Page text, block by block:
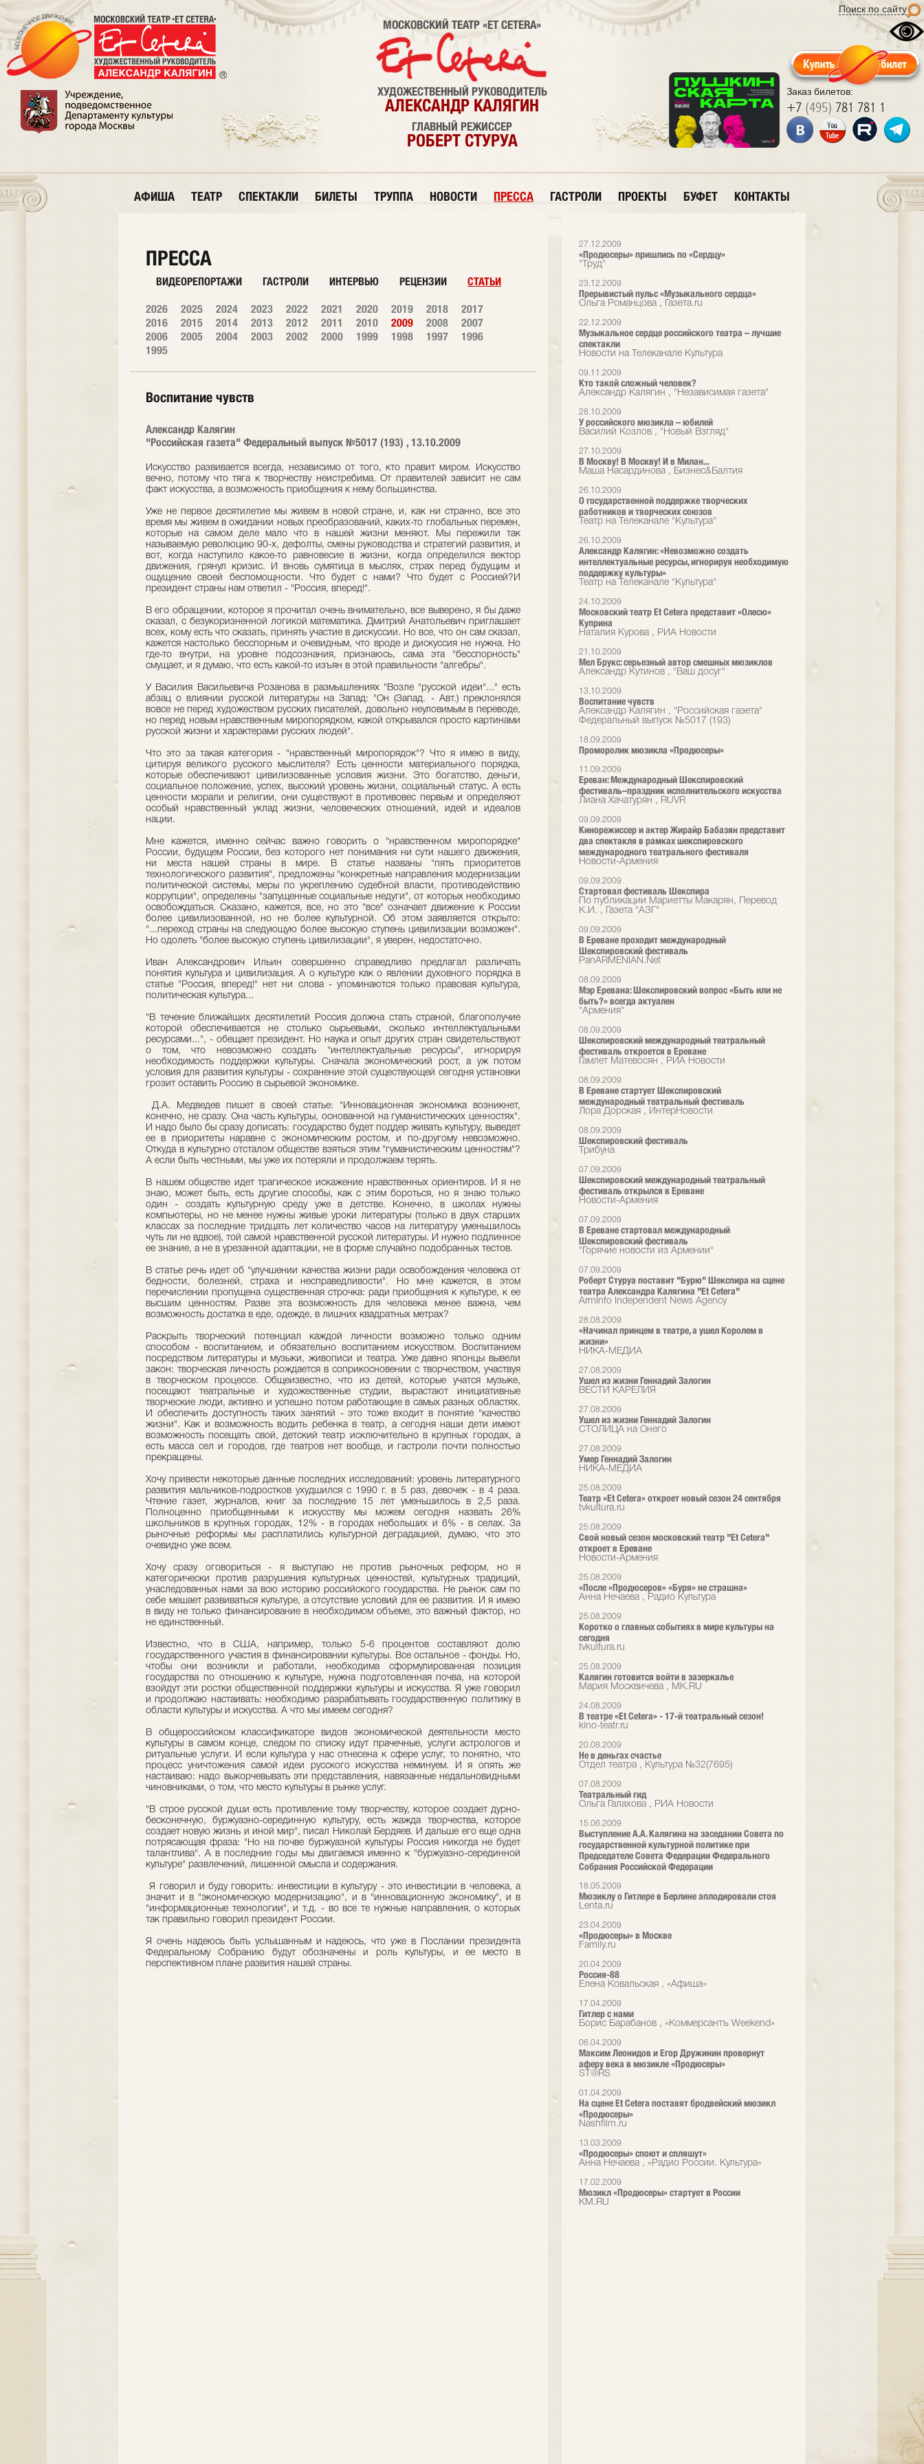
Поиск по сайту
Заказ билетов:
+7 (495) 781 781 1
МОСКОВСКИЙ ТЕАТР «ET CETERA»
ХУДОЖЕСТВЕННЫЙ РУКОВОДИТЕЛЬ
АЛЕКСАНДР КАЛЯГИН
ГЛАВНЫЙ РЕЖИССЕР
РОБЕРТ СТУРУА
АФИША ТЕАТР СПЕКТАКЛИ БИЛЕТЫ ТРУППА НОВОСТИ ПРЕССА ГАСТРОЛИ ПРОЕКТЫ БУФЕТ КОНТАКТЫ
27.12.2009
«Продюсеры» пришлись по «Сердцу»
"Труд"
23.12.2009
Прерывистый пульс «Музыкального сердца»
Ольга Романцова , Газета.ru
22.12.2009
Музыкальное сердце российского театра – лучшие
спектакли
Новости на Телеканале Культура
09.11.2009
Кто такой сложный человек?
Александр Калягин , "Независимая газета"
28.10.2009
У российского мюзикла – юбилей
Василий Козлов , "Новый Взгляд"
27.10.2009
В Москву! В Москву! И в Милан...
Маша Насардинова , Бизнес&Балтия
26.10.2009
О государственной поддержке творческих
работников и творческих союзов
Театр на Телеканале "Культура"
26.10.2009
Александр Калягин: «Невозможно создать
интеллектуальные ресурсы, игнорируя необходимую
поддержку культуры»
Театр на Телеканале "Культура"
24.10.2009
Московский театр Et Cetera представит «Олесю»
Куприна
Наталия Курова , РИА Новости
21.10.2009
Мел Брукс: серьезный автор смешных мюзиклов
Александр Кутинов , "Ваш досуг"
13.10.2009
Воспитание чувств
Александр Калягин , "Российская газета"
Федеральный выпуск №5017 (193)
18.09.2009
Проморолик мюзикла «Продюсеры»
11.09.2009
Ереван: Международный Шекспировский
фестиваль–праздник исполнительского искусства
Лиана Хачатурян , RUVR
09.09.2009
Кинорежиссер и актер Жирайр Бабазян представит
два спектакля в рамках шекспировского
международного театрального фестиваля
Новости-Армения
09.09.2009
Стартовал фестиваль Шекспира
По публикации Мариетты Макарян, Перевод
К.И. , Газета "АЗГ"
09.09.2009
В Ереване проходит международный
Шекспировский фестиваль
PanARMENIAN.Net
08.09.2009
Мэр Еревана: Шекспировский вопрос «Быть или не
быть?» всегда актуален
"Армения"
08.09.2009
Шекспировский международный театральный
фестиваль откроется в Ереване
Гамлет Матевосян , РИА Новости
08.09.2009
В Ереване стартует Шекспировский
международный театральный фестиваль
Лора Дорская , ИнтерНовости
08.09.2009
Шекспировский фестиваль
Трибуна
07.09.2009
Шекспировский международный театральный
фестиваль открылся в Ереване
Новости-Армения
07.09.2009
В Ереване стартовал международный
Шекспировский фестиваль
"Горячие новости из Армении"
07.09.2009
Роберт Стуруа поставит "Бурю" Шекспира на сцене
театра Александра Калягина "Et Cetera"
ArmInfo Independent News Agency
28.08.2009
«Начинал принцем в театре, а ушел Королем в
жизни»
НИКА-МЕДИА
27.08.2009
Ушел из жизни Геннадий Залогин
ВЕСТИ КАРЕЛИЯ
27.08.2009
Ушел из жизни Геннадий Залогин
СТОЛИЦА на Онего
27.08.2009
Умер Геннадий Залогин
НИКА-МЕДИА
25.08.2009
Театр «Et Cetera» откроет новый сезон 24 сентября
tvkultura.ru
25.08.2009
Свой новый сезон московский театр "Et Cetera"
откроет в Ереване
Новости-Армения
25.08.2009
«После «Продюсеров» «Буря» не страшна»
Анна Нечаева , Радио Культура
25.08.2009
Коротко о главных событиях в мире культуры на
сегодня
tvkultura.ru
25.08.2009
Калягин готовится войти в зазеркалье
Мария Москвичева , MK.RU
24.08.2009
В театре «Et Cetera» - 17-й театральный сезон!
kino-teatr.ru
20.08.2009
Не в деньгах счастье
Отдел театра , Культура №32(7695)
07.08.2009
Театральный гид
Ольга Галахова , РИА Новости
15.06.2009
Выступление А.А. Калягина на заседании Совета по
государственной культурной политике при
Председателе Совета Федерации Федерального
Собрания Российской Федерации
18.05.2009
Мюзиклу о Гитлере в Берлине аплодировали стоя
Lenta.ru
23.04.2009
«Продюсеры» в Москве
Family.ru
20.04.2009
Россия-88
Елена Ковальская , «Афиша»
17.04.2009
Гитлер с нами
Борис Барабанов , «Коммерсантъ Weekend»
06.04.2009
Максим Леонидов и Егор Дружинин провернут
аферу века в мюзикле «Продюсеры»
ST@RS
01.04.2009
На сцене Et Cetera поставят бродвейский мюзикл
«Продюсеры»
Nashfilm.ru
13.03.2009
«Продюсеры» споют и спляшут»
Анна Нечаева , «Радио России. Культура»
17.02.2009
Мюзикл «Продюсеры» стартует в России
KM.RU
ПРЕССА
ВИДЕОРЕПОРТАЖИ ГАСТРОЛИ ИНТЕРВЬЮ РЕЦЕНЗИИ СТАТЬИ
2026 2025 2024 2023 2022 2021 2020 2019 2018
2017
2016
2015 2014 2013 2012 2011 2010 2009 2008
2007
2006
2005 2004 2003 2002 2000 1999 1998 1997
1996
1995
Воспитание чувств
Александр Калягин
"Российская газета" Федеральный выпуск №5017 (193) , 13.10.2009
Искусство развивается всегда, независимо от того, кто правит миром. Искусство
вечно, потому что тяга к творчеству неистребима. От правителей зависит не сам
факт искусства, а возможность приобщения к нему большинства.
Уже не первое десятилетие мы живем в новой стране, и, как ни странно, все это
время мы живем в ожидании новых преобразований, каких-то глобальных перемен,
которые на самом деле мало что в нашей жизни меняют. Мы пережили так
называемую революцию 90-х, дефолты, смены руководства и стратегий развития, и
вот, когда наступило какое-то равновесие в жизни, когда определился вектор
движения, грянул кризис. И вновь сумятица в мыслях, страх перед будущим и
ощущение своей беспомощности. Что будет с нами? Что будет с Россией?И
президент страны нам ответил - "Россия, вперед!".
В его обращении, которое я прочитал очень внимательно, все выверено, я бы даже
сказал, с безукоризненной логикой математика. Дмитрий Анатольевич приглашает
всех, кому есть что сказать, принять участие в дискуссии. Но все, что он сам сказал,
кажется настолько бесспорным и очевидным, что вроде и дискуссия не нужна. Но
где-то внутри, на уровне подсознания, признаюсь, сама эта "бесспорность"
смущает, и я думаю, что есть какой-то изъян в этой правильности "алгебры".
У Василия Васильевича Розанова в размышлениях "Возле "русской идеи"..." есть
абзац о влиянии русской литературы на Запад: "Он (Запад. - Авт.) преклонялся
вовсе не перед художеством русских писателей, довольно неуловимым в переводе,
но перед новым нравственным миропорядком, какой открывался просто картинами
русской жизни и характерами русских людей".
Что это за такая категория - "нравственный миропорядок"? Что я имею в виду,
цитируя великого русского мыслителя? Есть ценности материального порядка,
которые обеспечивают цивилизованные условия жизни. Это богатство, деньги,
социальное положение, успех, высокий уровень жизни, социальный статус. А есть
ценности морали и религии, они существуют в противовес первым и определяют
особый нравственный уклад жизни, человеческих отношений, идей и идеалов
нации.
Мне кажется, именно сейчас важно говорить о "нравственном миропорядке"
России, будущем России, без которого нет понимания ни сути нашего движения,
ни места нашей страны в мире. В статье названы "пять приоритетов
технологического развития", предложены "конкретные направления модернизации
политической системы, меры по укреплению судебной власти, противодействию
коррупции", определены "запущенные социальные недуги", от которых необходимо
освобождаться. Сказано, кажется, все, но это "все" означает движение к России
более цивилизованной, но не более культурной. Об этом заявляется открыто:
"...переход страны на следующую более высокую ступень цивилизации возможен".
Но одолеть "более высокую ступень цивилизации", я уверен, недостаточно.
Иван Александрович Ильин совершенно справедливо предлагал различать
понятия культура и цивилизация. А о культуре как о явлении духовного порядка в
статье "Россия, вперед!" нет ни слова - упоминаются только правовая культура,
политическая культура...
"В течение ближайших десятилетий Россия должна стать страной, благополучие
которой обеспечивается не столько сырьевыми, сколько интеллектуальными
ресурсами...", - обещает президент. Но наука и опыт других стран свидетельствуют
о том, что невозможно создать "интеллектуальные ресурсы", игнорируя
необходимость поддержки культуры. Сначала экономический рост, а уж потом
условия для развития культуры - сохранение этой существующей сегодня установки
грозит оставить Россию в сырьевой экономике.
Д.А. Медведев пишет в своей статье: "Инновационная экономика возникнет,
конечно, не сразу. Она часть культуры, основанной на гуманистических ценностях".
И надо было бы сразу дописать: государство будет поддер живать культуру, выведет
ее в приоритеты наравне с экономическим ростом, и по-другому невозможно.
Откуда в культурно отсталом обществе взяться этим "гуманистическим ценностям"?
А если быть честными, мы уже их потеряли и продолжаем терять.
В нашем обществе идет трагическое искажение нравственных ориентиров. И я не
знаю, может быть, есть другие способы, как с этим бороться, но я знаю только
один - создать культурную среду уже в детстве. Конечно, в школах нужны
компьютеры, но не менее нужны живые уроки литературы (только в двух старших
классах за последние тридцать лет количество часов на литературу уменьшилось
чуть ли не вдвое), той самой нравственной русской литературы. И нужно подлинное
ее знание, а не в урезанной адаптации, не в форме случайно подобранных тестов.
В статье речь идет об "улучшении качества жизни ради освобождения человека от
бедности, болезней, страха и несправедливости". Но мне кажется, в этом
перечислении пропущена существенная строчка: ради приобщения к культуре, к ее
высшим ценностям. Разве эта возможность для человека менее важна, чем
возможность достатка в еде, одежде, в лишних квадратных метрах?
Раскрыть творческий потенциал каждой личности возможно только одним
способом - воспитанием, и обязательно воспитанием искусством. Воспитанием
посредством литературы и музыки, живописи и театра. Уже давно японцы вывели
закон: творческая личность рождается в соприкосновении с творчеством, участвуя
в творческом процессе. Общеизвестно, что из детей, которые учатся музыке,
посещают театральные и художественные студии, вырастают инициативные
творческие люди, активно и успешно потом работающие в самых разных областях.
И обеспечить доступность таких занятий - это тоже входит в понятие "качество
жизни". Как и возможность водить ребенка в театр, а сегодня наши дети имеют
возможность посещать свой, детский театр исключительно в крупных городах, а
есть масса сел и городов, где театров нет вообще, и гастроли почти полностью
прекращены.
Хочу привести некоторые данные последних исследований: уровень литературного
развития мальчиков-подростков ухудшился с 1990 г. в 5 раз, девочек - в 4 раза.
Чтение газет, журналов, книг за последние 15 лет уменьшилось в 2,5 раза.
Полноценно приобщенными к искусству мы можем сегодня назвать 26%
школьников в крупных городах, 12% - в городах небольших и 6% - в селах. За
рыночные реформы мы расплатились культурной деградацией, думаю, что это
очевидно уже всем.
Хочу сразу оговориться - я выступаю не против рыночных реформ, но я
категорически против разрушения культурных ценностей, культурных традиций,
унаследованных нами за всю историю российского государства. Не рынок сам по
себе мешает развиваться культуре, а отсутствие условий для ее развития. И я имею
в виду не только финансирование в необходимом объеме, это важный фактор, но
не единственный.
Известно, что в США, например, только 5-6 процентов составляют долю
государственного участия в финансировании культуры. Все остальное - фонды. Но,
чтобы они возникли и работали, необходима сформулированная позиция
государства по отношению к культуре, нужна подготовленная почва, на которой
взойдут эти ростки общественной поддержки культуры и искусства. Я уже говорил
и продолжаю настаивать: необходимо разрабатывать государственную политику в
области культуры и искусства. А что мы имеем сегодня?
В общероссийском классификаторе видов экономической деятельности место
культуры в самом конце, следом по списку идут прачечные, услуги астрологов и
ритуальные услуги. И если культура у нас отнесена к сфере услуг, то понятно, что
процесс уничтожения самой идеи русского искусства неминуем. И я опять же
настаиваю: надо выкорчевывать эти представления, навязанные недальновидными
чиновниками, о том, что место культуры в рынке услуг.
"В строе русской души есть противление тому творчеству, которое создает дурно-
бесконечную, буржуазно-серединную культуру, есть жажда творчества, которое
создает новую жизнь и иной мир", писал Николай Бердяев. И дальше его еще одна
потрясающая фраза: "Но на почве буржуазной культуры Россия никогда не будет
талантлива". А в последние годы мы двигаемся именно к "буржуазно-серединной
культуре" развлечений, лишенной смысла и содержания.
Я говорил и буду говорить: инвестиции в культуру - это инвестиции в человека, а
значит и в "экономическую модернизацию", и в "инновационную экономику", и в
"информационные технологии", и т.д. - во все те нужные направления, о которых
так правильно говорил президент России.
Я очень надеюсь быть услышанным и надеюсь, что уже в Послании президента
Федеральному Собранию будут обозначены и роль культуры, и ее место в
перспективном плане развития нашей страны.